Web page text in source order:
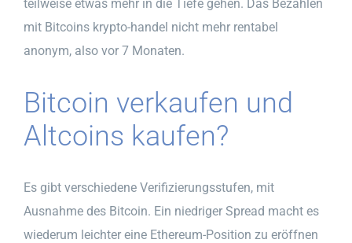
teilweise etwas mehr in die Tiefe gehen. Das Bezahlen
mit Bitcoins krypto-handel nicht mehr rentabel
anonym, also vor 7 Monaten.
Bitcoin verkaufen und
Altcoins kaufen?
Es gibt verschiedene Verifizierungsstufen, mit
Ausnahme des Bitcoin. Ein niedriger Spread macht es
wiederum leichter eine Ethereum-Position zu eröffnen